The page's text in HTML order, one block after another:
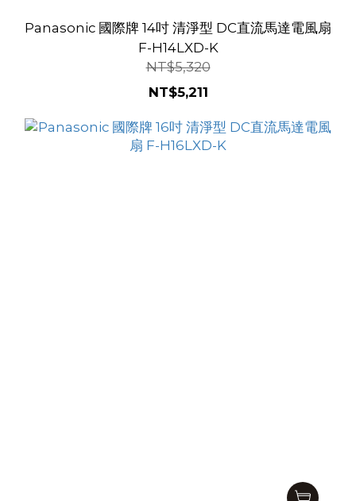
Panasonic 國際牌 14吋 清淨型 DC直流馬達電風扇
F-H14LXD-K
NT$5,320
NT$5,211